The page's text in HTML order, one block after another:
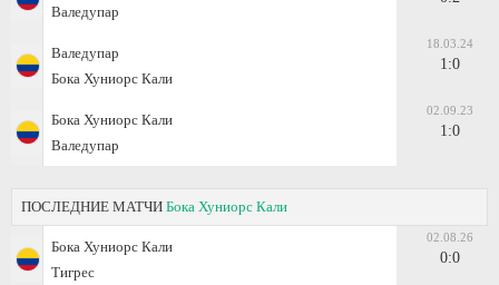
Валедупар
Валедупар
Бока Хуниорс Кали
18.03.24
1:0
Бока Хуниорс Кали
Валедупар
02.09.23
1:0
ПОСЛЕДНИЕ МАТЧИ Бока Хуниорс Кали
Бока Хуниорс Кали
Тигрес
02.08.26
0:0